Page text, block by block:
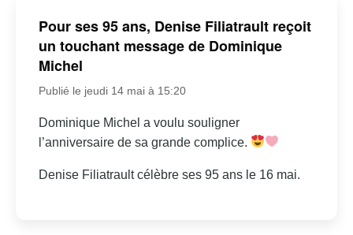
Pour ses 95 ans, Denise Filiatrault reçoit
un touchant message de Dominique
Michel
Publié le jeudi 14 mai à 15:20
Dominique Michel a voulu souligner
l’anniversaire de sa grande complice.
Denise Filiatrault célèbre ses 95 ans le 16 mai.